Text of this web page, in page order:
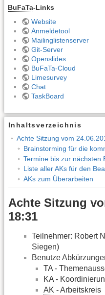
BuFaTa-Links
Website
Anmeldetool
Mailinglistenserver
Git-Server
Openslides
BuFaTa-Cloud
Limesurvey
Chat
TaskBoard
Inhaltsverzeichnis
Achte Sitzung vom
Brainstorming für die
Termine bis zur nächsten
Liste aller AKs für den
AKs zum Überarbeiten
Achte Sitzung
18:31
Teilnehmer: Robert
Siegen)
Benutze
TA -
KA -
AK - Arbeitskreis